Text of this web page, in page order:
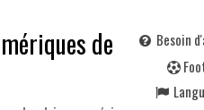
de
Besoin
F